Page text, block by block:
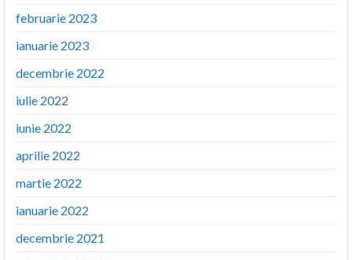
februarie 2023
ianuarie 2023
decembrie 2022
iulie 2022
iunie 2022
aprilie 2022
martie 2022
ianuarie 2022
decembrie 2021